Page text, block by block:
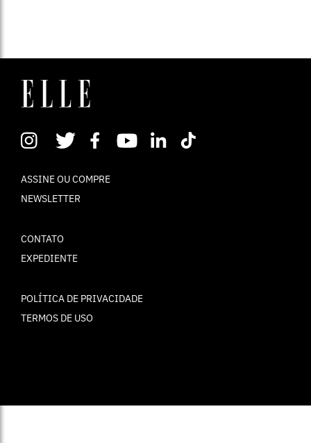
ASSINE OU COMPRE
NEWSLETTER
CONTATO
EXPEDIENTE
POLÍTICA DE PRIVACIDADE
TERMOS DE USO